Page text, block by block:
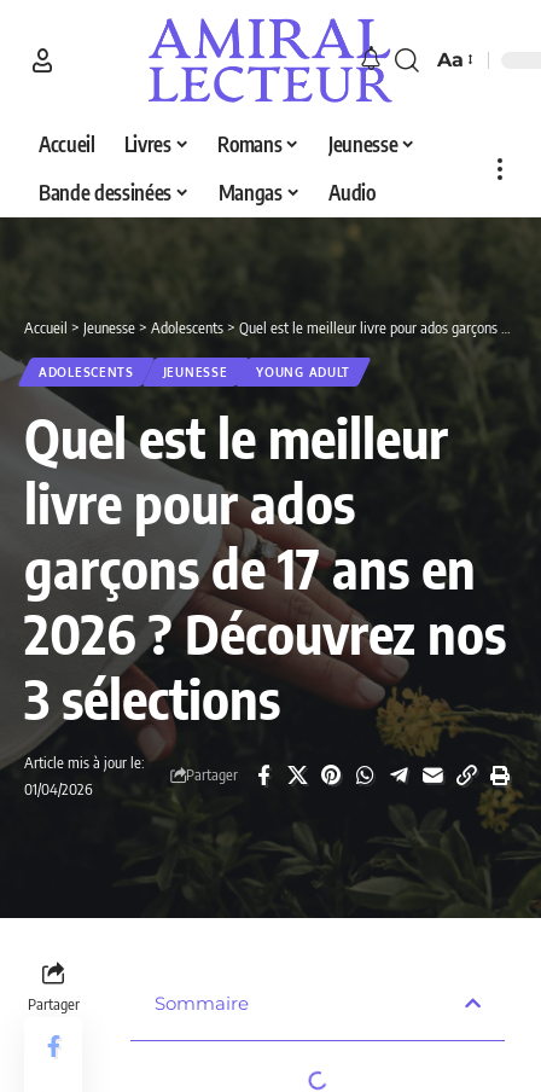
Aa
Accueil Livres Romans
Jeunesse
Bande dessinées
Mangas Audio
Accueil > Jeunesse> Adolescents> Quel est le meilleur livre pour ados garçons de 17 ans en 2026 ? Découvrez nos 3 sélections
ADOLESCENTS JEUNESSE YOUNG ADULT
Quel est le meilleur
livre pour ados
garçons de 17 ans en
2026 ? Découvrez nos
3 sélections
Article mis à jour le:
01/04/2026
Partager
Partager Sommaire